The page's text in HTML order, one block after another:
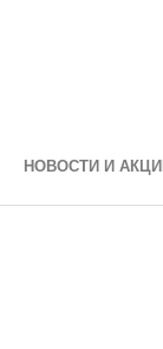
НОВОСТИ И